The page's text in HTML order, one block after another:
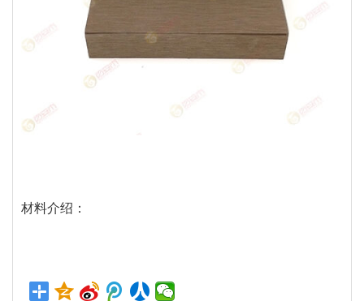
材料介绍：